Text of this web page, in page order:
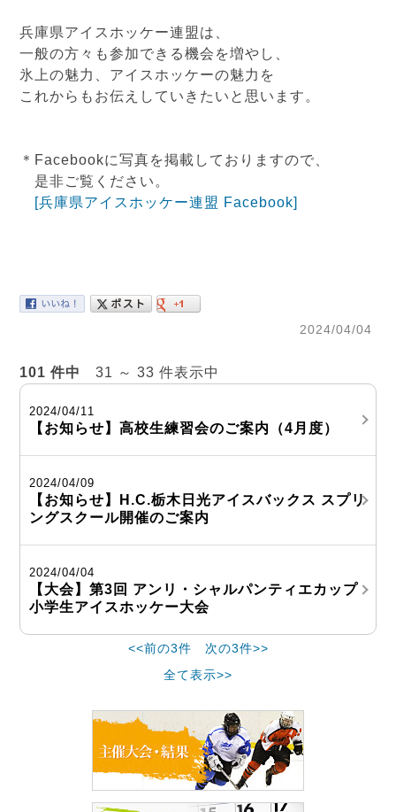
兵庫県アイスホッケー連盟は、
一般の方々も参加できる機会を増やし、
氷上の魅力、アイスホッケーの魅力を
これからもお伝えしていきたいと思います。
＊Facebookに写真を掲載しておりますので、
是非ご覧ください。
[兵庫県アイスホッケー連盟 Facebook]
2024/04/04
101 件中 31 ～ 33 件表示中
2024/04/11
【お知らせ】高校生練習会のご案内（4月度）
2024/04/09
【お知らせ】H.C.栃木日光アイスバックス スプリ
ングスクール開催のご案内
2024/04/04
【大会】第3回 アンリ・シャルパンティエカップ
小学生アイスホッケー大会
<<前の3件
次の3件>>
全て表示>>